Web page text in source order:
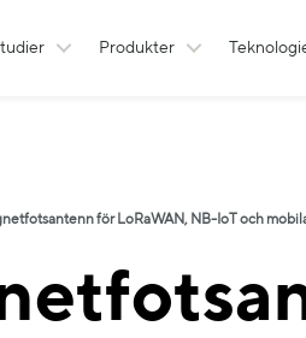
Produkter
för LoRaWAN, NB-IoT och